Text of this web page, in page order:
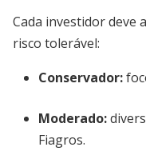
Cada investidor deve
risco tolerável:
Conservador:
Moderado:
Fiagros.